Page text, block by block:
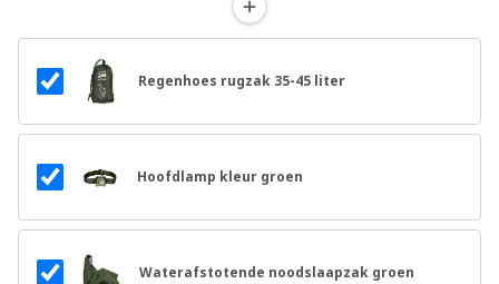
Regenhoes rugzak 35-45 liter
Hoofdlamp kleur groen
Waterafstotende noodslaapzak groen